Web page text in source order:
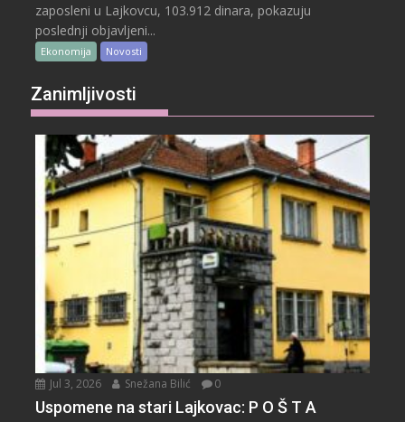
zaposleni u Lajkovcu, 103.912 dinara, pokazuju
poslednji objavljeni...
Ekonomija Novosti
Zanimljivosti
Jul 3, 2026 Snežana Bilić 0
Uspomene na stari Lajkovac: P O Š T A